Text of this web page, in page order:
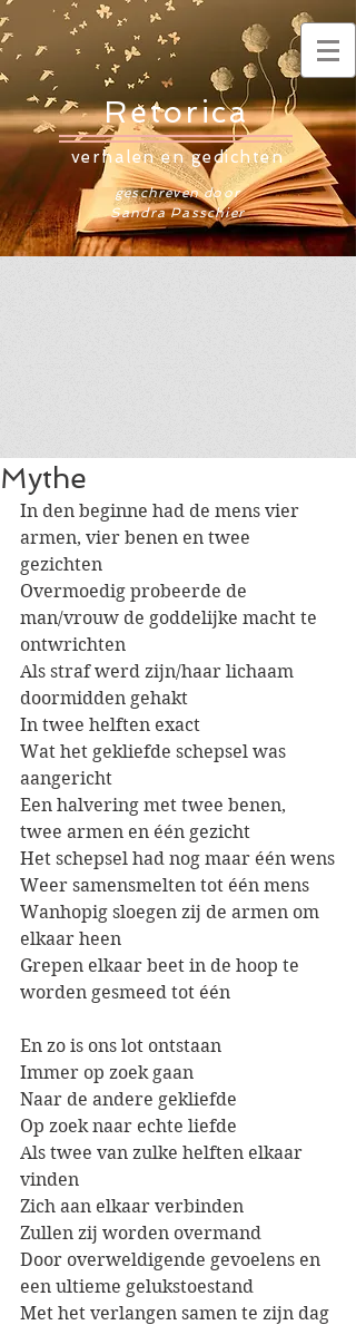
Retorica
verhalen en gedichten
geschreven door
Sandra Passchier
Mythe
In den beginne had de mens vier
armen, vier benen en twee
gezichten
Overmoedig probeerde de
man/vrouw de goddelijke macht te
ontwrichten
Als straf werd zijn/haar lichaam
doormidden gehakt
In twee helften exact
Wat het gekliefde schepsel was
aangericht
Een halvering met twee benen,
twee armen en één gezicht
Het schepsel had nog maar één wens
Weer samensmelten tot één mens
Wanhopig sloegen zij de armen om
elkaar heen
Grepen elkaar beet in de hoop te
worden gesmeed tot één
En zo is ons lot ontstaan
Immer op zoek gaan
Naar de andere gekliefde
Op zoek naar echte liefde
Als twee van zulke helften elkaar
vinden
Zich aan elkaar verbinden
Zullen zij worden overmand
Door overweldigende gevoelens en
een ultieme gelukstoestand
Met het verlangen samen te zijn dag